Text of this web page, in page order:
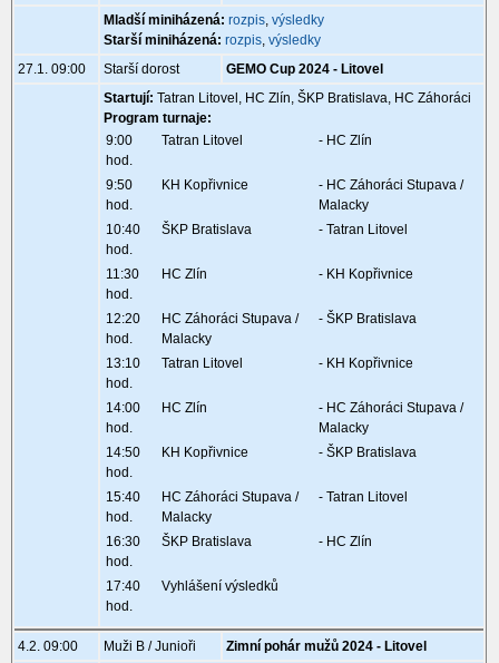
Mladší miniházená: rozpis,výsledky
Starší miniházená: rozpis,výsledky
27.1. 09:00
Starší dorost
GEMO Cup 2024 - Litovel
Startují:Tatran Litovel, HC Zlín, ŠKP Bratislava, HC Záhoráci
Program turnaje:
9:00
hod.
Tatran Litovel - HC Zlín
9:50
hod.
KH Kopřivnice
- HC Záhoráci Stupava /
Malacky
10:40
hod.
ŠKP Bratislava - Tatran Litovel
11:30
hod.
HC Zlín - KH Kopřivnice
12:20
hod.
HC Záhoráci Stupava /
Malacky
- ŠKP Bratislava
13:10
hod.
Tatran Litovel - KH Kopřivnice
14:00
hod.
HC Zlín
- HC Záhoráci Stupava /
Malacky
14:50
hod.
KH Kopřivnice - ŠKP Bratislava
15:40
hod.
HC Záhoráci Stupava /
Malacky
- Tatran Litovel
16:30
hod.
ŠKP Bratislava - HC Zlín
17:40
hod.
Vyhlášení výsledků
4.2. 09:00 Muži B / Junioři
Zimní pohár mužů 2024 - Litovel